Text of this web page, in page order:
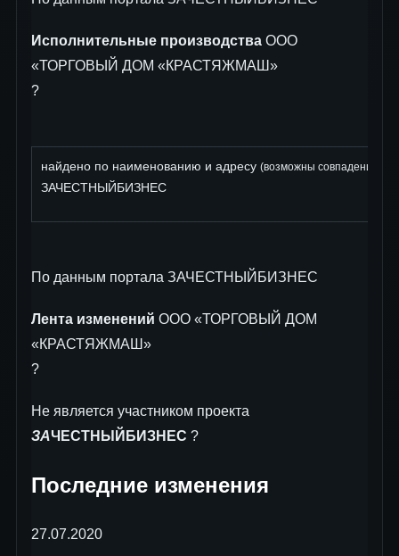
Исполнительные производства ООО
«ТОРГОВЫЙ ДОМ «КРАСТЯЖМАШ»
?
найдено по наименованию и адресу (возможны совпадения)
ЗАЧЕСТНЫЙБИЗНЕС
По данным портала ЗАЧЕСТНЫЙБИЗНЕС
Лента изменений ООО «ТОРГОВЫЙ ДОМ
«КРАСТЯЖМАШ»
?
Не является участником проекта
ЗАЧЕСТНЫЙБИЗНЕС ?
Последние изменения
27.07.2020